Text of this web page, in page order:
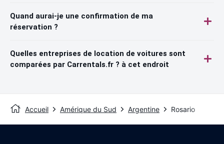
Quand aurai-je une confirmation de ma
réservation ?
Quelles entreprises de location de voitures sont
comparées par Carrentals.fr ? à cet endroit
Accueil Amérique du Sud Argentine Rosario